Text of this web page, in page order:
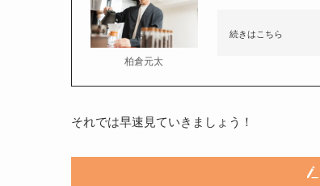
柏倉元太
続きはこちら
それでは早速見ていきましょう！